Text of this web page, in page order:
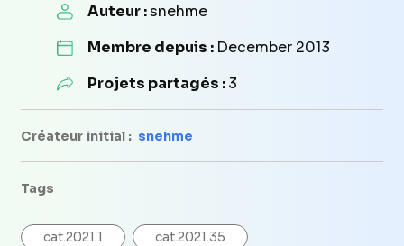
Auteur :snehme
Membre depuis : December 2013
Projets partagés :3
Créateur initial : snehme
Tags
cat.2021.1 cat.2021.35